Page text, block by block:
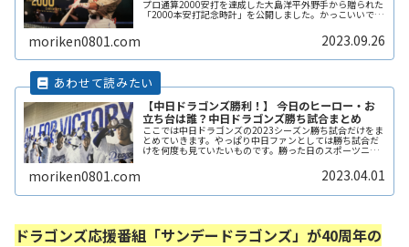
プロ通算2000安打を達成した大島洋平外野手から贈られた
「2000本安打記念時計」を公開しました。かっこいいです
moriken0801.com 2023.09.26
【中日ドラゴンズ勝利！】 今日のヒーロー・お
立ち台は誰？中日ドラゴンズ勝ち試合まとめ
ここでは中日ドラゴンズの2023シーズン勝ち試合だけをま
とめていきます。やっぱり中日ファンとしては勝ち試合だ
けを何度も見ていたいものです。勝った日のスポーツニュ
ースなんか繰り返し見たりしませんか？逆に負けた翌日は
moriken0801.com 2023.04.01
ドラゴンズ応援番組「サンデードラゴンズ」が40周年の